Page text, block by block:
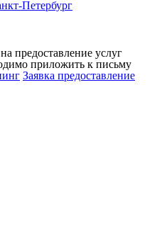
Петербург
предоставление услуг
приложить к письму
Заявка предоставление